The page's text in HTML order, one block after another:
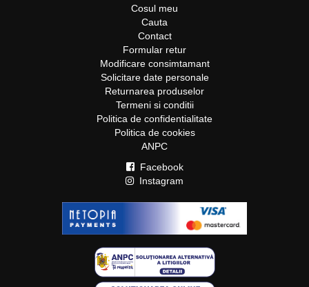
Cosul meu
Cauta
Contact
Formular retur
Modificare consimtamant
Solicitare date personale
Returnarea produselor
Termeni si conditii
Politica de confidentialitate
Politica de cookies
ANPC
Facebook
Instagram